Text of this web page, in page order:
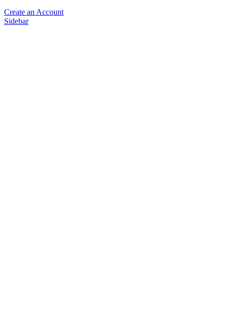
Create an Account
Sidebar